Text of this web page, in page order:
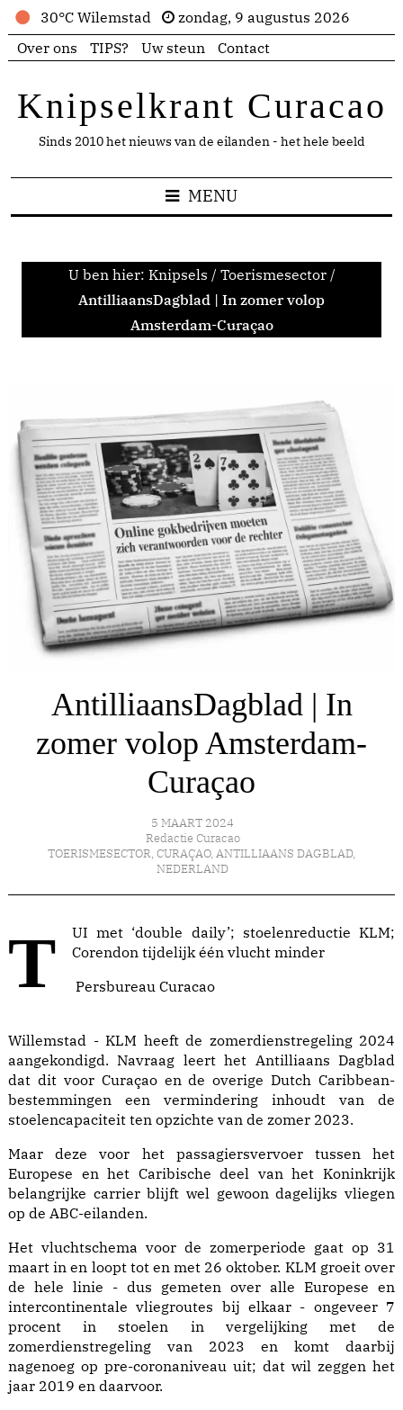
30°C Wilemstad
zondag, 9 augustus 2026
Over ons
TIPS? Uw steun Contact
Knipselkrant Curacao
Sinds 2010 het nieuws van de eilanden - het hele beeld
MENU
U ben hier: Knipsels / Toerismesector /
AntilliaansDagblad | In zomer volop
Amsterdam-Curaçao
AntilliaansDagblad | In
zomer volop Amsterdam-
Curaçao
5 MAART 2024
Redactie Curacao
TOERISMESECTOR, CURAÇAO, ANTILLIAANS DAGBLAD,
NEDERLAND
TUI met ‘double daily’; stoelenreductie KLM;
Corendon tijdelijk één vlucht minder
Persbureau Curacao
Willemstad - KLM heeft de zomerdienstregeling 2024
aangekondigd. Navraag leert het Antilliaans Dagblad
dat dit voor Curaçao en de overige Dutch Caribbean-
bestemmingen een vermindering inhoudt van de
stoelencapaciteit ten opzichte van de zomer 2023.
Maar deze voor het passagiersvervoer tussen het
Europese en het Caribische deel van het Koninkrijk
belangrijke carrier blijft wel gewoon dagelijks vliegen
op de ABC-eilanden.
Het vluchtschema voor de zomerperiode gaat op 31
maart in en loopt tot en met 26 oktober. KLM groeit over
de hele linie - dus gemeten over alle Europese en
intercontinentale vliegroutes bij elkaar - ongeveer 7
procent in stoelen in vergelijking met de
zomerdienstregeling van 2023 en komt daarbij
nagenoeg op pre-coronaniveau uit; dat wil zeggen het
jaar 2019 en daarvoor.